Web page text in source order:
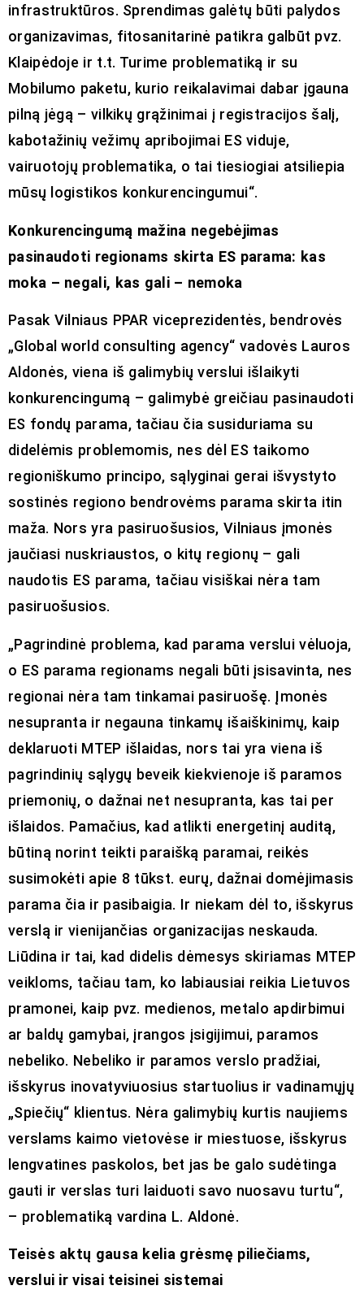
infrastruktūros. Sprendimas galėtų būti palydos
organizavimas, fitosanitarinė patikra galbūt pvz.
Klaipėdoje ir t.t. Turime problematiką ir su
Mobilumo paketu, kurio reikalavimai dabar įgauna
pilną jėgą – vilkikų grąžinimai į registracijos šalį,
kabotažinių vežimų apribojimai ES viduje,
vairuotojų problematika, o tai tiesiogiai atsiliepia
mūsų logistikos konkurencingumui“.
Konkurencingumą mažina negebėjimas
pasinaudoti regionams skirta ES parama: kas
moka – negali, kas gali – nemoka
Pasak Vilniaus PPAR viceprezidentės, bendrovės
„Global world consulting agency“ vadovės Lauros
Aldonės, viena iš galimybių verslui išlaikyti
konkurencingumą – galimybė greičiau pasinaudoti
ES fondų parama, tačiau čia susiduriama su
didelėmis problemomis, nes dėl ES taikomo
regioniškumo principo, sąlyginai gerai išvystyto
sostinės regiono bendrovėms parama skirta itin
maža. Nors yra pasiruošusios, Vilniaus įmonės
jaučiasi nuskriaustos, o kitų regionų – gali
naudotis ES parama, tačiau visiškai nėra tam
pasiruošusios.
„Pagrindinė problema, kad parama verslui vėluoja,
o ES parama regionams negali būti įsisavinta, nes
regionai nėra tam tinkamai pasiruošę. Įmonės
nesupranta ir negauna tinkamų išaiškinimų, kaip
deklaruoti MTEP išlaidas, nors tai yra viena iš
pagrindinių sąlygų beveik kiekvienoje iš paramos
priemonių, o dažnai net nesupranta, kas tai per
išlaidos. Pamačius, kad atlikti energetinį auditą,
būtiną norint teikti paraišką paramai, reikės
susimokėti apie 8 tūkst. eurų, dažnai domėjimasis
parama čia ir pasibaigia. Ir niekam dėl to, išskyrus
verslą ir vienijančias organizacijas neskauda.
Liūdina ir tai, kad didelis dėmesys skiriamas MTEP
veikloms, tačiau tam, ko labiausiai reikia Lietuvos
pramonei, kaip pvz. medienos, metalo apdirbimui
ar baldų gamybai, įrangos įsigijimui, paramos
nebeliko. Nebeliko ir paramos verslo pradžiai,
išskyrus inovatyviuosius startuolius ir vadinamųjų
„Spiečių“ klientus. Nėra galimybių kurtis naujiems
verslams kaimo vietovėse ir miestuose, išskyrus
lengvatines paskolos, bet jas be galo sudėtinga
gauti ir verslas turi laiduoti savo nuosavu turtu“,
– problematiką vardina L. Aldonė.
Teisės aktų gausa kelia grėsmę piliečiams,
verslui ir visai teisinei sistemai